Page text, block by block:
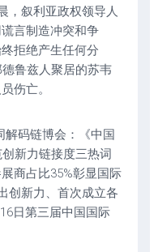
，叙利亚政权领导人
言制造冲突和争
拒绝产生任何分
鲁兹人聚居的苏韦
伤亡。
解码链博会：《中国
新力链接度三热词
商占比35%彰显国际
创新力、首次成立各
日第三届中国国际